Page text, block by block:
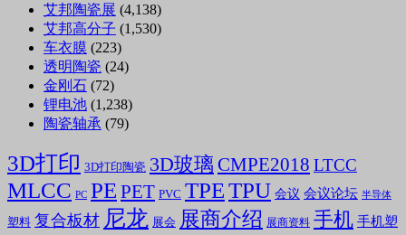
艾邦陶瓷展 (4,138)
艾邦高分子 (1,530)
车衣膜 (223)
透明陶瓷 (24)
金刚石 (72)
锂电池 (1,238)
陶瓷轴承 (79)
3D打印 3D打印陶瓷 3D玻璃 CMPE2018 LTCC
MLCC PC PE PET PVC TPETPU 会议 会议论坛 半导体
塑料 复合板材 尼龙 展会 展商介绍 展商资料 手机 手机塑